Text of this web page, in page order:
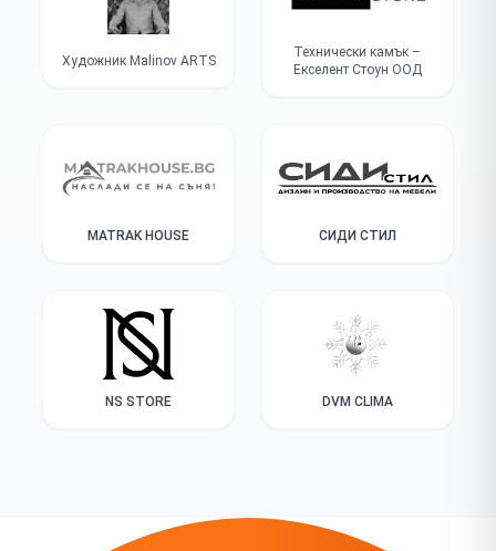
Художник Malinov ARTS
Технически камък –
Екселент Стоун ООД
MATRAK HOUSE СИДИ СТИЛ
NS STORE DVM CLIMA